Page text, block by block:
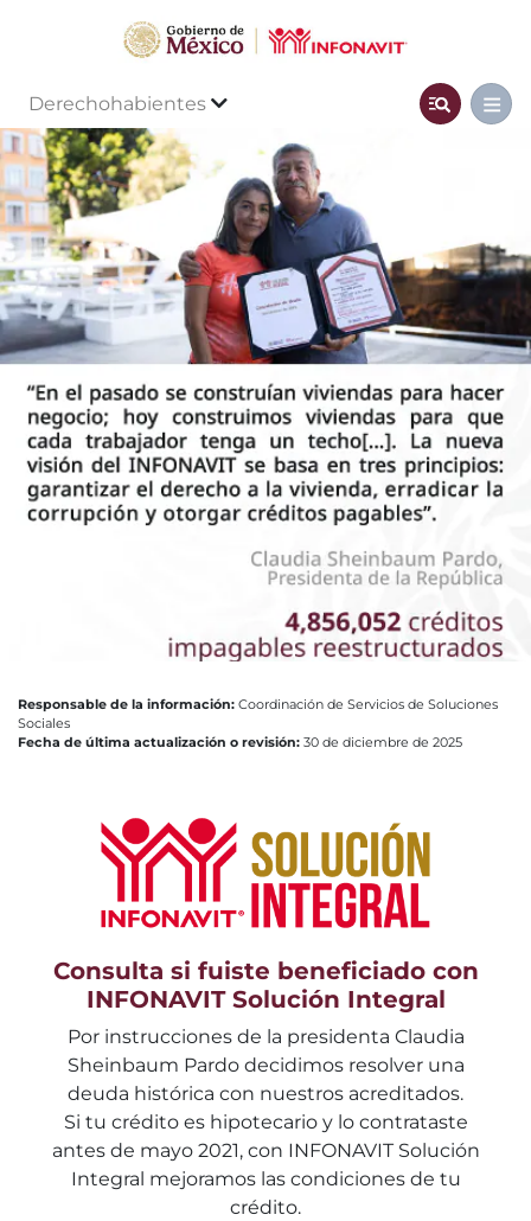
Derechohabientes
Responsable de la información: Coordinación de Servicios de Soluciones
Sociales
Fecha de última actualización o revisión: 30 de diciembre de 2025
Consulta si fuiste beneficiado con
INFONAVIT Solución Integral
Por instrucciones de la presidenta Claudia
Sheinbaum Pardo decidimos resolver una
deuda histórica con nuestros acreditados.
Si tu crédito es hipotecario y lo contrataste
antes de mayo 2021, con INFONAVIT Solución
Integral mejoramos las condiciones de tu
crédito.